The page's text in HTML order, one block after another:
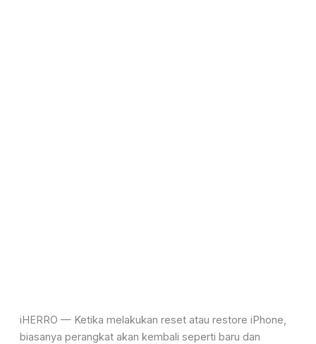
iHERRO — Ketika melakukan reset atau restore iPhone,
biasanya perangkat akan kembali seperti baru dan